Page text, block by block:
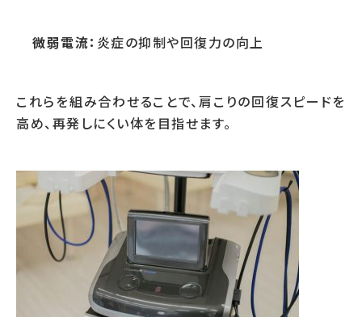
微弱電流： 炎症の抑制や回復力の向上
これらを組み合わせることで、肩こりの回復スピードを
高め、再発しにくい体を目指せます。